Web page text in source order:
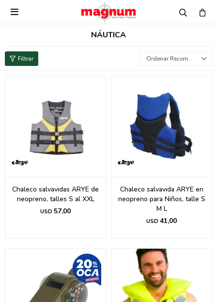

NÁUTICA
Recomendados
Chaleco salvavidas ARYE de
neopreno, talles S al XXL
USD 57,00
Chaleco salvavida ARYE en
neopreno para Niños, talle S
M L
USD 41,00